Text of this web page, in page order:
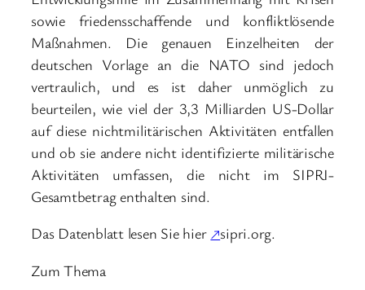
sowie friedensschaffende und konfliktlösende
Maßnahmen. Die genauen Einzelheiten der
deutschen Vorlage an die NATO sind jedoch
vertraulich, und es ist daher unmöglich zu
beurteilen, wie viel der 3,3 Milliarden US-Dollar
auf diese nichtmilitärischen Aktivitäten entfallen
und ob sie andere nicht identifizierte militärische
Aktivitäten umfassen, die nicht im SIPRI-
Gesamtbetrag enthalten sind.
Das Datenblatt lesen Sie hier ↗sipri.org.
Zum Thema